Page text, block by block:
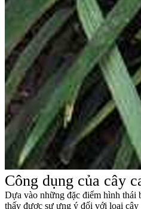
Công dụng của cây
Dựa vào những đặc điểm hình thái
thấy được sự ưng ý đối với loại